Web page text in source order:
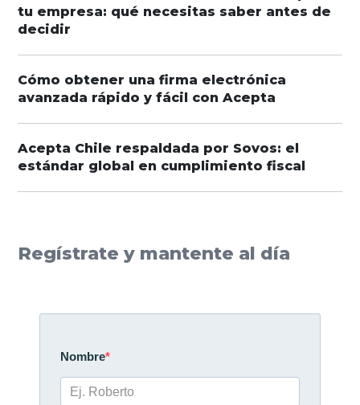
tu empresa: qué necesitas saber antes de
decidir
Cómo obtener una firma electrónica
avanzada rápido y fácil con Acepta
Acepta Chile respaldada por Sovos: el
estándar global en cumplimiento fiscal
Regístrate y mantente al día
Nombre